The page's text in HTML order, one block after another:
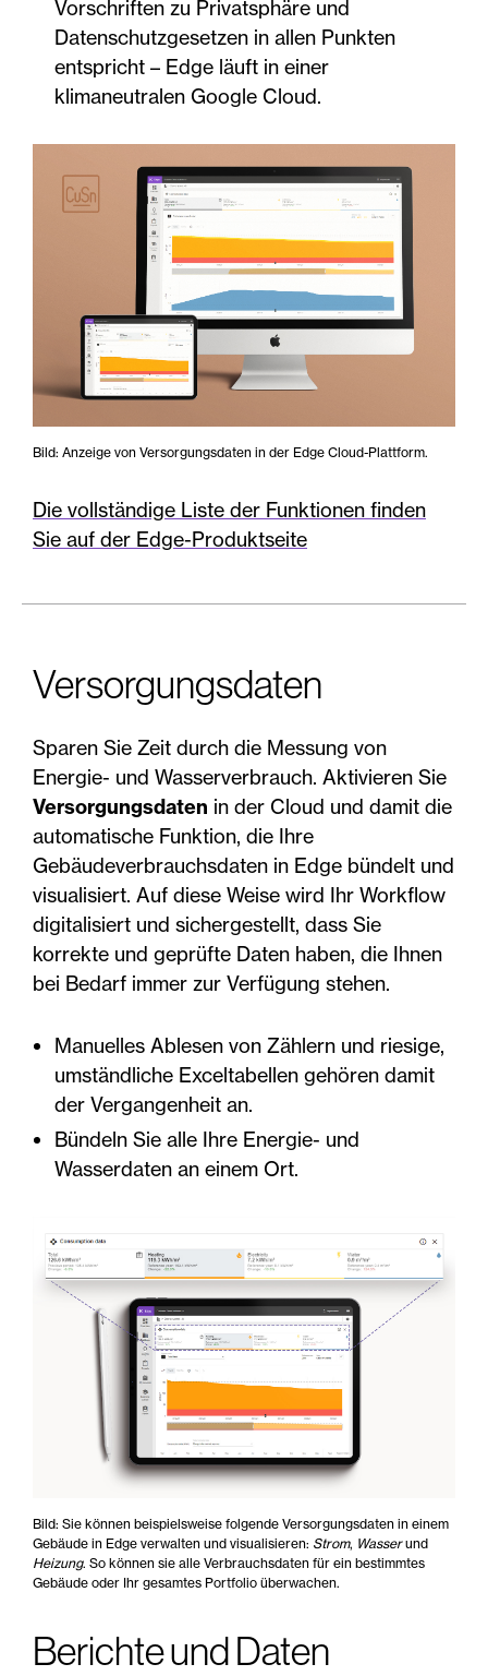
Vorschriften zu Privatsphäre und
Datenschutzgesetzen in allen Punkten
entspricht – Edge läuft in einer
klimaneutralen Google Cloud.
Bild: Anzeige von Versorgungsdaten in der Edge Cloud-Plattform.
Die vollständige Liste der Funktionen finden
Sie auf der Edge-Produktseite
Versorgungsdaten
Sparen Sie Zeit durch die Messung von
Energie- und Wasserverbrauch. Aktivieren Sie
Versorgungsdaten in der Cloud und damit die
automatische Funktion, die Ihre
Gebäudeverbrauchsdaten in Edge bündelt und
visualisiert. Auf diese Weise wird Ihr Workflow
digitalisiert und sichergestellt, dass Sie
korrekte und geprüfte Daten haben, die Ihnen
bei Bedarf immer zur Verfügung stehen.
Manuelles Ablesen von Zählern und riesige,
umständliche Exceltabellen gehören damit
der Vergangenheit an.
Bündeln Sie alle Ihre Energie- und
Wasserdaten an einem Ort.
Bild: Sie können beispielsweise folgende Versorgungsdaten in einem
Gebäude in Edge verwalten und visualisieren: Strom, Wasserund
Heizung. So können sie alle Verbrauchsdaten für ein bestimmtes
Gebäude oder Ihr gesamtes Portfolio überwachen.
Berichte und Daten